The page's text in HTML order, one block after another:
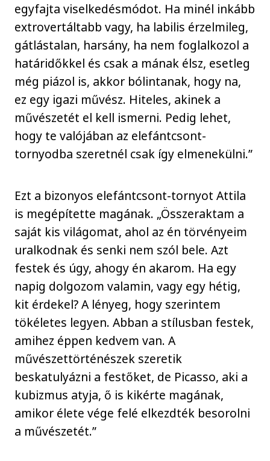
egyfajta viselkedésmódot. Ha minél inkább
extrovertáltabb vagy, ha labilis érzelmileg,
gátlástalan, harsány, ha nem foglalkozol a
határidőkkel és csak a mának élsz, esetleg
még piázol is, akkor bólintanak, hogy na,
ez egy igazi művész. Hiteles, akinek a
művészetét el kell ismerni. Pedig lehet,
hogy te valójában az elefántcsont-
tornyodba szeretnél csak így elmenekülni.”
Ezt a bizonyos elefántcsont-tornyot Attila
is megépítette magának. „Összeraktam a
saját kis világomat, ahol az én törvényeim
uralkodnak és senki nem szól bele. Azt
festek és úgy, ahogy én akarom. Ha egy
napig dolgozom valamin, vagy egy hétig,
kit érdekel? A lényeg, hogy szerintem
tökéletes legyen. Abban a stílusban festek,
amihez éppen kedvem van. A
művészettörténészek szeretik
beskatulyázni a festőket, de Picasso, aki a
kubizmus atyja, ő is kikérte magának,
amikor élete vége felé elkezdték besorolni
a művészetét.”